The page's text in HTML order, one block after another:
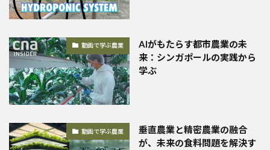
動画で学ぶ農業
AIがもたらす都市農業の未
来：シンガポールの実践から
学ぶ
動画で学ぶ農業
垂直農業と精密農業の融合
が、未来の食料問題を解決す